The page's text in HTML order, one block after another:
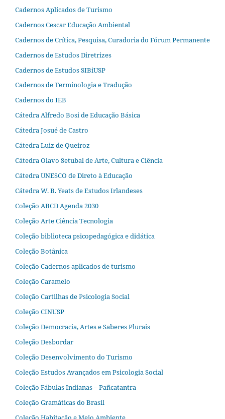
Cadernos Aplicados de Turismo
Cadernos Cescar Educação Ambiental
Cadernos de Crítica, Pesquisa, Curadoria do Fórum Permanente
Cadernos de Estudos Diretrizes
Cadernos de Estudos SIBiUSP
Cadernos de Terminologia e Tradução
Cadernos do IEB
Cátedra Alfredo Bosi de Educação Básica
Cátedra Josué de Castro
Cátedra Luiz de Queiroz
Cátedra Olavo Setubal de Arte, Cultura e Ciência
Cátedra UNESCO de Direto à Educação
Cátedra W. B. Yeats de Estudos Irlandeses
Coleção ABCD Agenda 2030
Coleção Arte Ciência Tecnologia
Coleção biblioteca psicopedagógica e didática
Coleção Botânica
Coleção Cadernos aplicados de turismo
Coleção Caramelo
Coleção Cartilhas de Psicologia Social
Coleção CINUSP
Coleção Democracia, Artes e Saberes Plurais
Coleção Desbordar
Coleção Desenvolvimento do Turismo
Coleção Estudos Avançados em Psicologia Social
Coleção Fábulas Indianas – Pañcatantra
Coleção Gramáticas do Brasil